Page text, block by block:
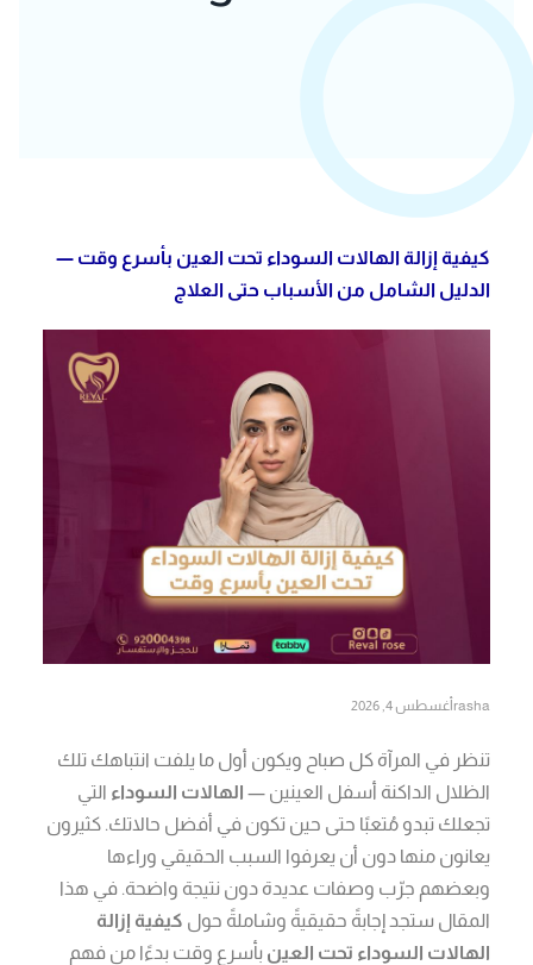
كيفية إزالة الهالات السوداء تحت العين بأسرع وقت —
الدليل الشامل من الأسباب حتى العلاج
rasha أغسطس 4, 2026
تنظر في المرآة كل صباح ويكون أول ما يلفت انتباهك تلك
الظلال الداكنة أسفل العينين — الهالات السوداء التي
تجعلك تبدو مُتعبًا حتى حين تكون في أفضل حالاتك. كثيرون
يعانون منها دون أن يعرفوا السبب الحقيقي وراءها
وبعضهم جرّب وصفات عديدة دون نتيجة واضحة. في هذا
المقال ستجد إجابةً حقيقيةً وشاملةً حول كيفية إزالة
الهالات السوداء تحت العين بأسرع وقت بدءًا من فهم